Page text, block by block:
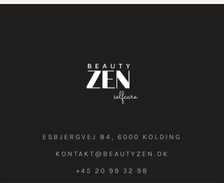
ESBJERGVEJ 84, 6000 KOLDING
KONTAKT@BEAUTYZEN.DK
+45 20 99 32 98